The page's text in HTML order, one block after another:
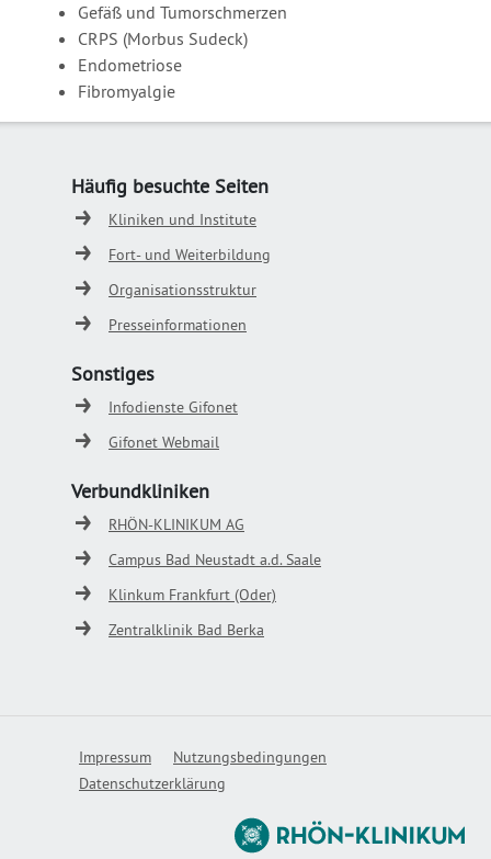
Gefäß und Tumorschmerzen
CRPS (Morbus Sudeck)
Endometriose
Fibromyalgie
Häufig besuchte Seiten
Kliniken und Institute
Fort- und Weiterbildung
Organisationsstruktur
Presseinformationen
Sonstiges
Infodienste Gifonet
Gifonet Webmail
Verbundkliniken
RHÖN-KLINIKUM AG
Campus Bad Neustadt a.d. Saale
Klinkum Frankfurt (Oder)
Zentralklinik Bad Berka
Impressum
Nutzungsbedingungen
Datenschutzerklärung